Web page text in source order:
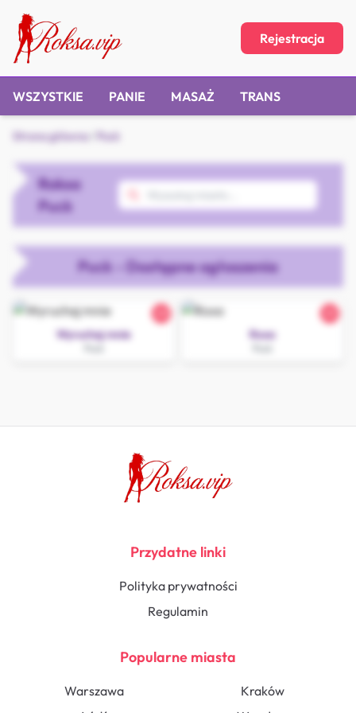
Rejestracja
WSZYSTKIE PANIE MASAŻ TRANS
Strona główna Puck
Roksa
Puck
Puck - Dostępne ogłoszenia
Wyruchaj mnie Roxa
Przydatne linki
Polityka prywatności
Regulamin
Popularne miasta
Warszawa
Kraków